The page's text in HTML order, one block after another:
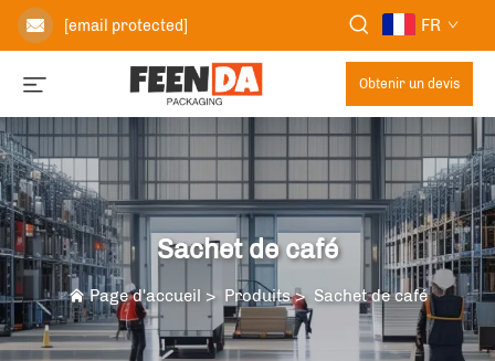
[email protected] FR
Obtenir un devis
Sachet de café
Page d'accueil > Produits> Sachet de café